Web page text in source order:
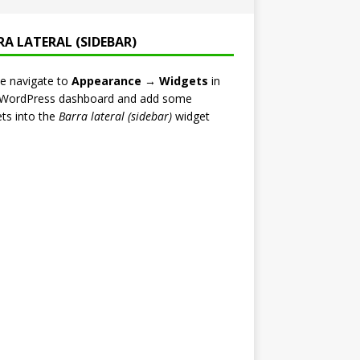
LATERAL (SIDEBAR)
navigate to Appearance → Widgets in
dashboard and add some
into the Barra lateral (sidebar)widget